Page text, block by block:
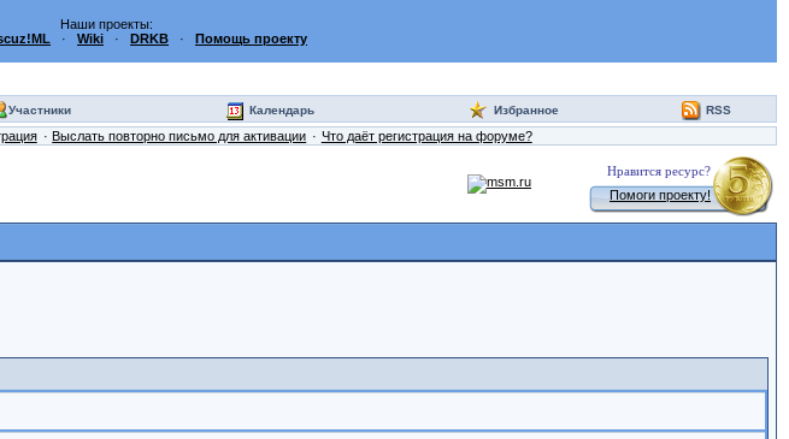
Наши проекты:
· Wiki · DRKB · Помощь проекту
Участники Календарь Избранное RSS
Выслать повторно письмо для активации Что даёт регистрация на форуме?
Нравится ресурс?
Помоги проекту!